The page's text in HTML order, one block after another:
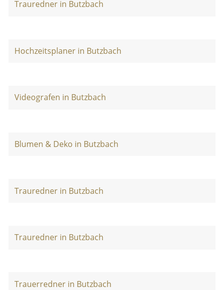
Trauredner in Butzbach
Hochzeitsplaner in Butzbach
Videografen in Butzbach
Blumen & Deko in Butzbach
Trauredner in Butzbach
Trauredner in Butzbach
Trauerredner in Butzbach